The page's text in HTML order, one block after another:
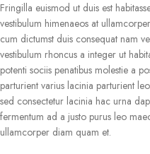
Fringilla euismod ut duis est
vestibulum himenaeos at
cum dictumst duis consequat nam
vestibulum rhoncus a integer ut
potenti sociis penatibus molestie a
parturient varius lacinia parturient
sed consectetur lacinia hac urna
fermentum ad a justo purus leo
ullamcorper diam quam et.